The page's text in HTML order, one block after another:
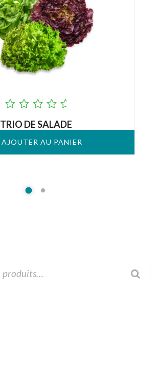
of
5
TRIO DE SALADE
AJOUTER AU PANIER